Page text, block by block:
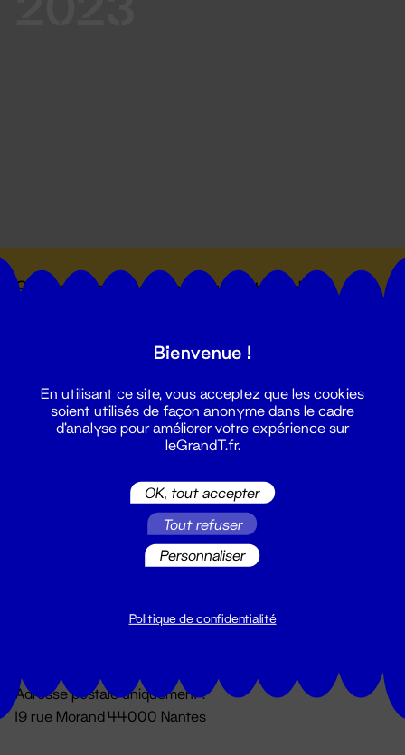
Suivez toutes les actualités du
Du lundi au vendredi 14h → 18h
Adresse postale uniquement :
19 rue Morand 44000 Nantes
Bienvenue !
En utilisant ce site, vous acceptez que les cookies
soient utilisés de façon anonyme dans le cadre
d'analyse pour améliorer votre expérience sur
leGrandT.fr.
OK, tout accepter
Tout refuser
Personnaliser
Politique de confidentialité